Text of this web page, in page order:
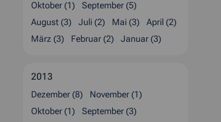
Oktober (1)
September (5)
August (3)
Juli (2) Mai (3)
April (2)
März (3)
Februar (2) Januar (3)
2013
Dezember (8)
November (1)
Oktober (1)
September (3)